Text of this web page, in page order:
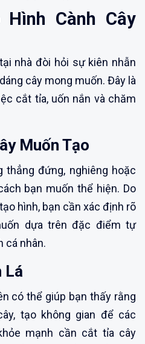
Hình Cành Cây
nhà đòi hỏi sự kiên nhẫn
cây mong muốn. Đây là
cắt tỉa, uốn nắn và chăm
Muốn Tạo
thẳng đứng, nghiêng hoặc
bạn muốn thể hiện. Do
hình, bạn cần xác định rõ
dựa trên đặc điểm tự
cá nhân.
Lá
có thể giúp bạn thấy rằng
tạo không gian để các
mạnh cần cắt tỉa cây